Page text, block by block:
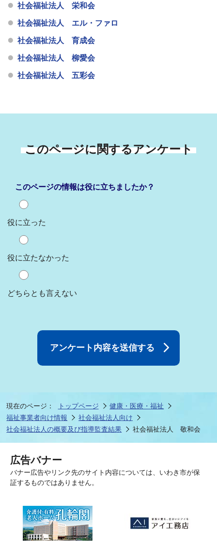
社会福祉法人 栄和会
社会福祉法人 エル・ファロ
社会福祉法人 育成会
社会福祉法人 柳愛会
社会福祉法人 五彩会
このページに関するアンケート
このページの情報は役に立ちましたか？
役に立った
役に立たなかった
どちらとも言えない
現在のページ： トップページ
健康・医療・福祉
福祉事業者向け情報
社会福祉法人向け
社会福祉法人の概要及び指導監査結果
社会福祉法人 敬和会
広告バナー
バナー広告やリンク先のサイト内容については、いわき市が保
証するものではありません。